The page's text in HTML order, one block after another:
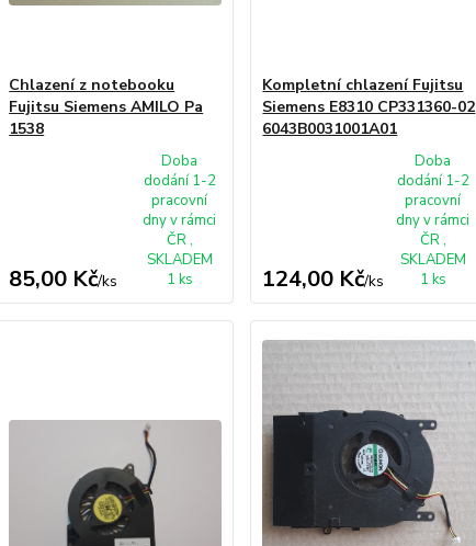
Chlazení z notebooku
Fujitsu Siemens AMILO Pa
1538
85,00 Kč/ks
Doba
dodání 1-2
pracovní
dny v rámci
ČR ,
SKLADEM
1 ks
Kompletní chlazení Fujitsu
Siemens E8310 CP331360-02
6043B0031001A01
124,00 Kč/ks
Doba
dodání 1-2
pracovní
dny v rámci
ČR ,
SKLADEM
1 ks